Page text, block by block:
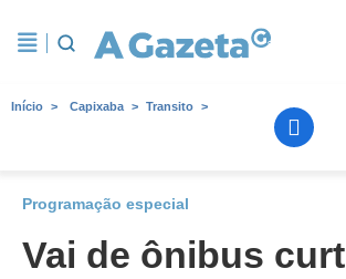
Início Capixaba Transito
Programação especial
Vai de ônibus